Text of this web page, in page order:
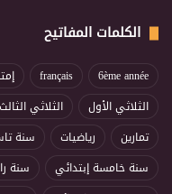
الكلمات المفاتيح
6ème année
français
الثلاثي الأول
الثلاثي الثالث
تمارين
رياضيات سنة
سنة خامسة إبتدائي
سنة